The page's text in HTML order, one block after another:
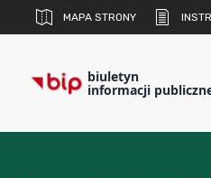
MAPA STRONY
biuletyn
informacji